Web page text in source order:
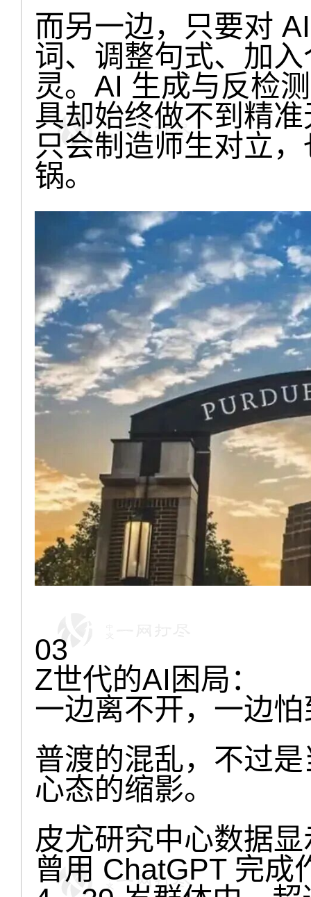
而另一边，只要对
词、调整句式、加
灵。AI 生成与反检
具却始终做不到精
只会制造师生对立
锅。
03
Z世代的AI困局：
一边离不开，一边
普渡的混乱，不过
心态的缩影。
皮尤研究中心数据
曾用 ChatGPT 完成